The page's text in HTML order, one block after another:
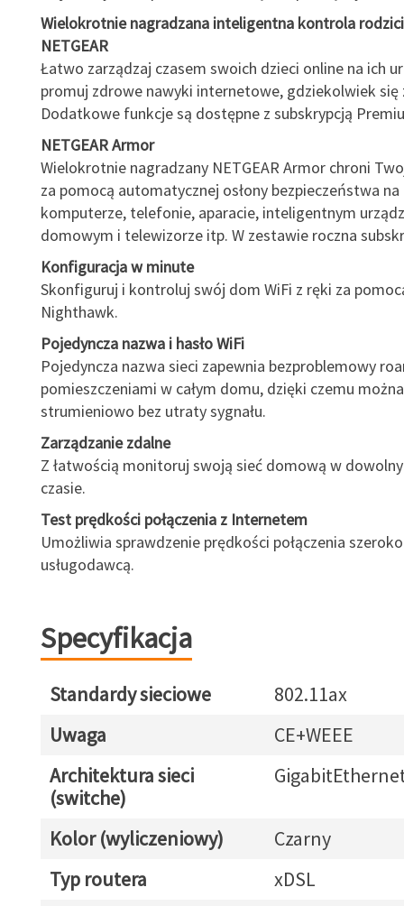
Wielokrotnie nagradzana inteligentna kontrola
NETGEAR
Łatwo zarządzaj czasem swoich dzieci online na ich
promuj zdrowe nawyki internetowe, gdziekolwiek się
Dodatkowe funkcje są dostępne z subskrypcją
NETGEAR Armor
Wielokrotnie nagradzany NETGEAR Armor chroni
za pomocą automatycznej osłony bezpieczeństwa
komputerze, telefonie, aparacie, inteligentnym
domowym i telewizorze itp. W zestawie roczna
Konfiguracja w minute
Skonfiguruj i kontroluj swój dom WiFi z ręki za
Nighthawk.
Pojedyncza nazwa i hasło WiFi
Pojedyncza nazwa sieci zapewnia bezproblemowy
pomieszczeniami w całym domu, dzięki czemu
strumieniowo bez utraty sygnału.
Zarządzanie zdalne
Z łatwością monitoruj swoją sieć domową w
czasie.
Test prędkości połączenia z Internetem
Umożliwia sprawdzenie prędkości połączenia
usługodawcą.
Specyfikacja
Standardy sieciowe
802.11ax
Uwaga
CE+WEEE
Architektura sieci
(switche)
Kolor (wyliczeniowy)
Czarny
Typ routera
xDSL